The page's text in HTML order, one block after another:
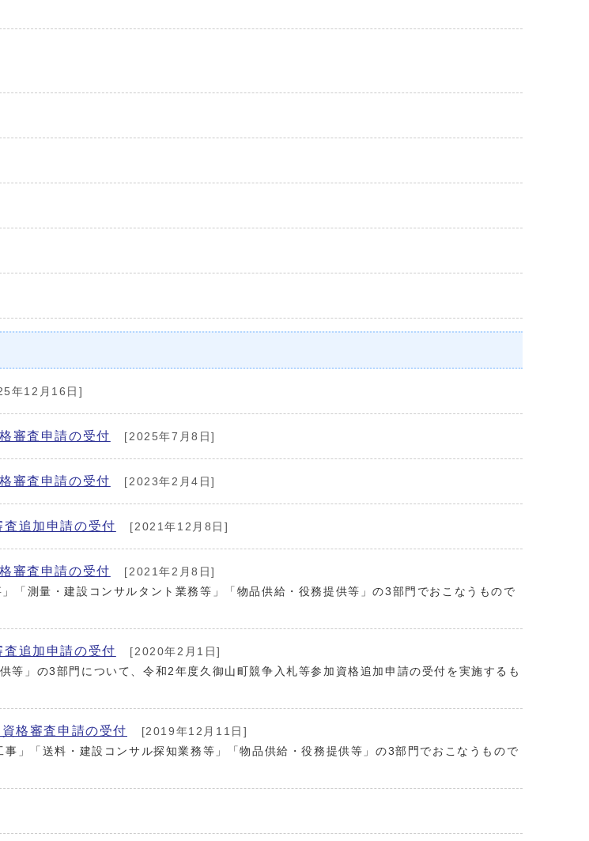
年12月16日]
審査申請の受付 [2025年7月8日]
審査申請の受付 [2023年2月4日]
査追加申請の受付 [2021年12月8日]
審査申請の受付
[2021年2月8日]
「測量・建設コンサルタント業務等」「物品供給・役務提供等」の3部門でおこなうもので
査追加申請の受付
[2020年2月1日]
」の3部門について、令和2年度久御山町競争入札等参加資格追加申請の受付を実施するも
格審査申請の受付
[2019年12月11日]
」「送料・建設コンサル探知業務等」「物品供給・役務提供等」の3部門でおこなうもので